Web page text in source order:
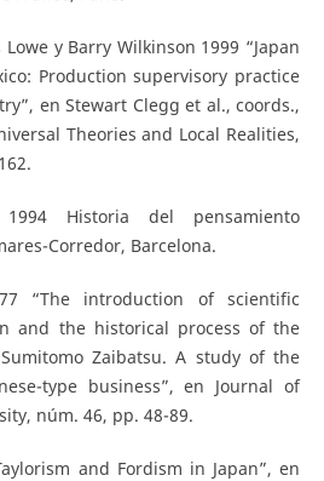
y Barry Wilkinson 1999 “Japan
Production supervisory practice
en Stewart Clegg et al., coords.,
Theories and Local Realities,
1994 Historia del pensamiento
Corredor, Barcelona.
“The introduction of scientific
and the historical process of the
Zaibatsu. A study of the
type business”, en Journal of
núm. 46, pp. 48-89.
and Fordism in Japan”, en